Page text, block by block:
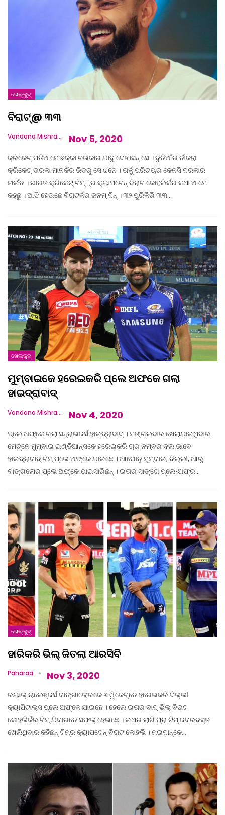
ଖେଲ୍‌କୁଦ୍‌
ବିରାଟ୍‌@ ୩୩
Vandana Mishra Nov 5, 2020
କ୍ରିକେଟ୍ ପଡିଆନେ ଛକ୍କା ଚଉକାର ଯାଦୁ ଦେଖାସନ୍ ସେ । ଦୁନିଆଁର ନାଁକରା
କ୍ରିକେଟ୍ ତାରକା ମାନକଁର ଭିତରୁ ସେ ଝନେ । ତାକୁଁ ପରିଚୟର କେନସି ଦରକାର
ନାଇଁନ । ଭାରତ କ୍ରିକେଟ୍ ଟିମ୍‌୍‌ର କ୍ୟାପଟେନ୍ ବିରାଟ କୋହଲିକଁର କଥା ଆମେ
କହୁଛୁ । ଆଝି ହେଉଛେ ବିରାଟକଁର ଜନମ୍ ଦିନ୍ । ୩୨ ପୁରିକିରି ୩୩…
ଖେଲ୍‌କୁଦ୍‌
ମୁମ୍ବାଇକେ ହରେଇକରି ପ୍ଲେ ଅଫକେ ଗଲା
ହାଇଦ୍ରାବାଦ୍‌
Vandana Mishra Nov 4, 2020
ପ୍ଲେ ଅଫ୍‌କେ ଗଲା ସନ୍‌ରାଇଜର୍ସ ହାଇଦ୍ରାବାଦ୍ । ମଙ୍ଗଲବାର ଖେଲାଯାଇଥିବାର
ମେଚ୍‌ନେ ମୁମ୍ବାଇ ଇଣ୍ଡିଆନ୍ସକେ ହରେଇକରି ଚାର ନମ୍ବର ଦଲ ଭାବେ
ହାଇଦ୍ରାବାଦ୍ ଟିମ୍ ପ୍ଲେ ଅଫ୍‌କେ ଯାଇଛେ । ଆଘୋନୁ ମୁମ୍ବାଇ, ଦିଲ୍ଲୀ, ଆରୁ
ବାଙ୍ଗଲୋର ପ୍ଲେ ଅଫ୍‌କେ ଯାଇସାରିଛନ୍ । ଇତାର ସାଙ୍ଗେ ପ୍ଲେ-ଅଫ୍‌ର…
ଖେଲ୍‌କୁଦ୍‌
ହାରିକରି ଭିଲ୍ ଜିତଲା ଆରସିବି
Paharaa Nov 3, 2020
ରୟାଲ୍ ଚାଲେଞ୍ଜର୍ସ ବାଙ୍ଗାଲୋରକେ ୬ ୱିକେଟ୍‌ନେ ହରେଇକରି ଦିଲ୍ଲୀ
କ୍ୟାପିଟାଲ୍ସ ପ୍ଲେ ଅଫ୍‌କେ ଯାଇଛେ । ହେଲେ ଇତାର ବାଦ୍ ଭିଲ୍ ବିରାଟ
କୋହଲିକଁର ଟିମ୍ ଯିବାରନେ ସଫଲ୍ ହେଇଛେ । ଇଥର ଲାଗି ପୂରା ଟିମ୍ ଜବରଦସ୍ତ
ଖେଲିଥିବାର କହିଛନ୍ ଟିମ୍‌ର କ୍ୟାପଟେନ୍ ବିରାଟ କୋହଲି । ମଇଦାନ୍‌କେ…